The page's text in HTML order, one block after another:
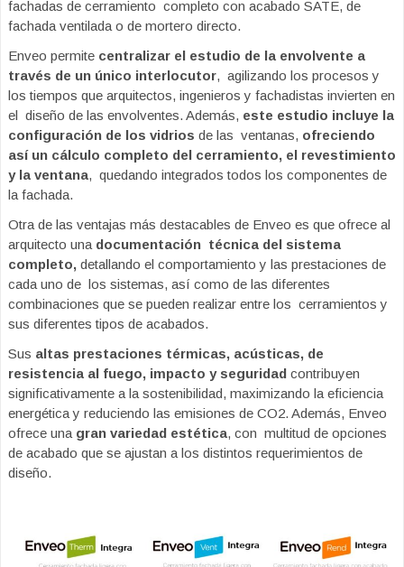
fachadas de cerramiento completo con acabado SATE, de
fachada ventilada o de mortero directo.
Enveo permite centralizar el estudio de la envolvente a
través de un único interlocutor, agilizando los procesos y
los tiempos que arquitectos, ingenieros y fachadistas invierten en
el diseño de las envolventes. Además, este estudio incluye la
configuración de los vidrios de las ventanas, ofreciendo
así un cálculo completo del cerramiento, el revestimiento
y la ventana, quedando integrados todos los componentes de
la fachada.
Otra de las ventajas más destacables de Enveo es que ofrece al
arquitecto una documentación técnica del sistema
completo, detallando el comportamiento y las prestaciones de
cada uno de los sistemas, así como de las diferentes
combinaciones que se pueden realizar entre los cerramientos y
sus diferentes tipos de acabados.
Sus altas prestaciones térmicas, acústicas, de
resistencia al fuego, impacto y seguridad contribuyen
significativamente a la sostenibilidad, maximizando la eficiencia
energética y reduciendo las emisiones de CO2. Además, Enveo
ofrece una gran variedad estética, con multitud de opciones
de acabado que se ajustan a los distintos requerimientos de
diseño.